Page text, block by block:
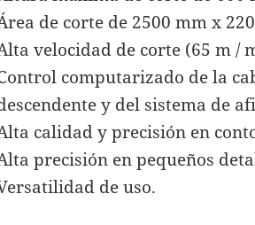
de corte de 2500 mm x
velocidad de corte (65 m /
computarizado de la
y del sistema de
calidad y precisión en
precisión en pequeños
de uso.